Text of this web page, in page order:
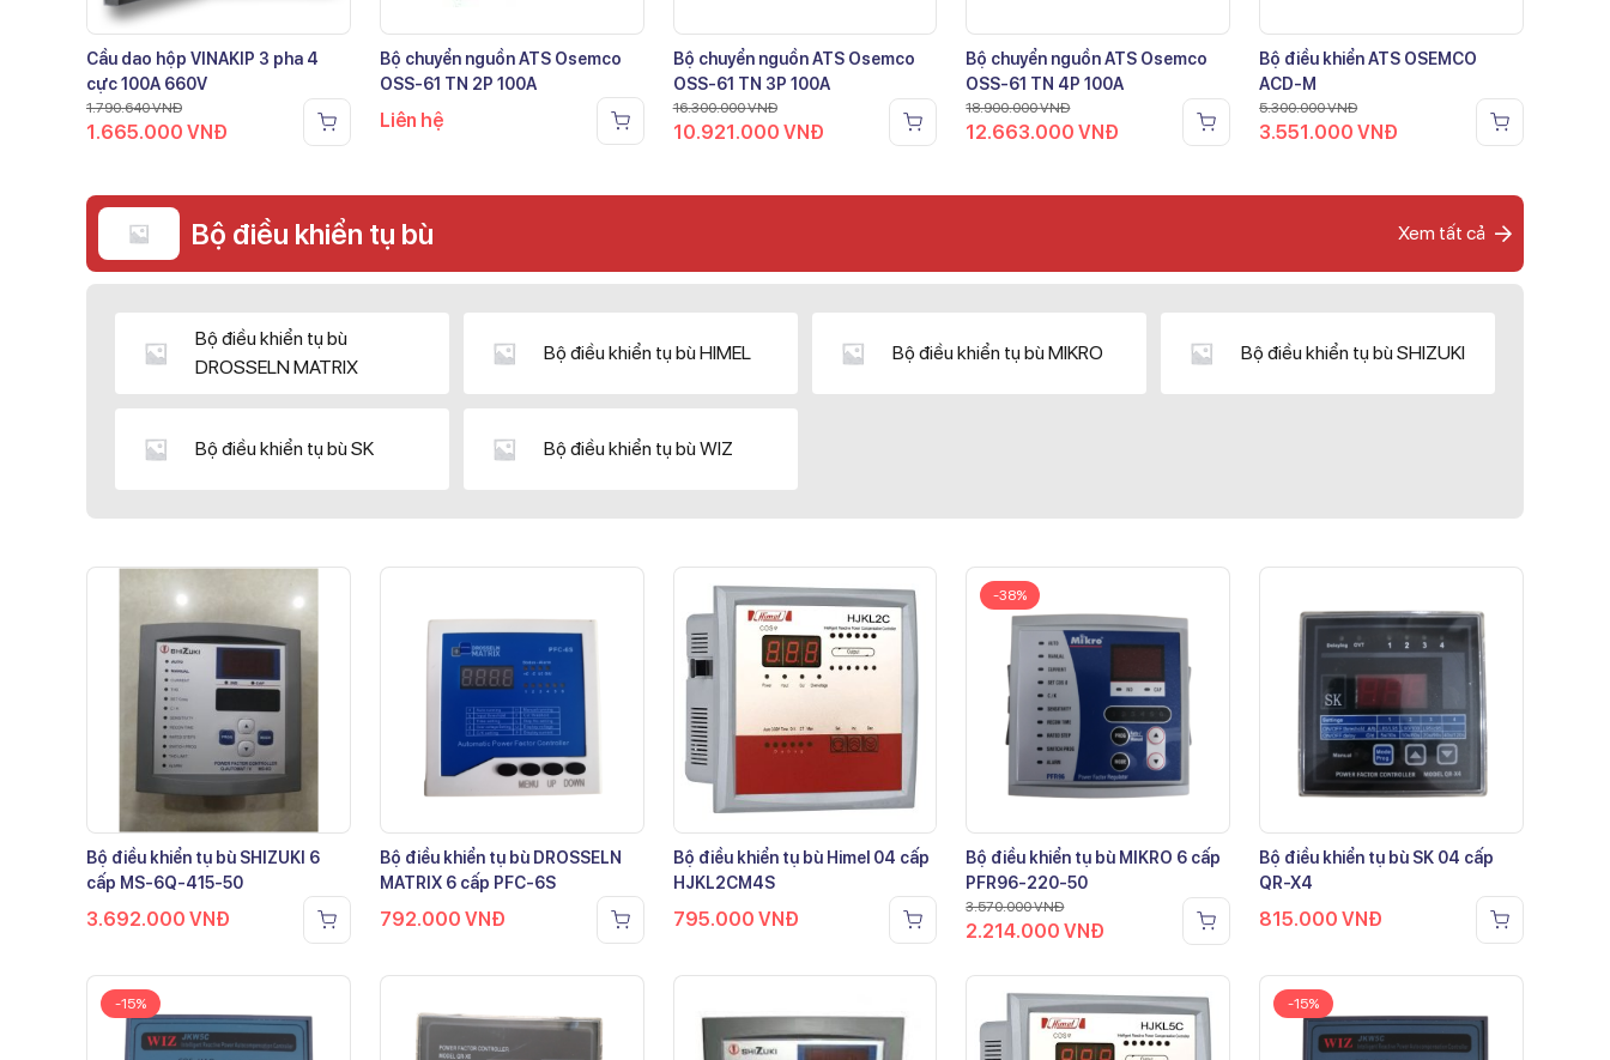
Cầu dao hộp VINAKIP 3 pha 4
cực 100A 660V
1.790.640VNĐ
1.665.000 VNĐ
Bộ chuyển nguồn ATS Osemco
OSS-61 TN 2P 100A
Liên hệ
Bộ chuyển nguồn ATS Osemco
OSS-61 TN 3P 100A
16.300.000VNĐ
10.921.000 VNĐ
Bộ chuyển nguồn ATS Osemco
OSS-61 TN 4P 100A
18.900.000VNĐ
12.663.000VNĐ
Bộ điều khiển ATS OSEMCO
ACD-M
5.300.000VNĐ
3.551.000VNĐ
Bộ điều khiển tụ bù Xem tất cả
Bộ điều khiển tụ bù
DROSSELN MATRIX
Bộ điều khiển tụ bù HIMEL Bộ điều khiển tụ bù MIKRO Bộ điều khiển tụ bù SHIZUKI
Bộ điều khiển tụ bù SK Bộ điều khiển tụ bù WIZ
Bộ điều khiển tụ bù SHIZUKI 6
cấp MS-6Q-415-50
3.692.000 VNĐ
Bộ điều khiển tụ bù DROSSELN
MATRIX 6 cấp PFC-6S
792.000 VNĐ
Bộ điều khiển tụ bù Himel 04 cấp
HJKL2CM4S
795.000 VNĐ
-38%
Bộ điều khiển tụ bù MIKRO 6 cấp
PFR96-220-50
3.570.000VNĐ
2.214.000VNĐ
Bộ điều khiển tụ bù SK 04 cấp
QR-X4
815.000VNĐ
-15% -15%